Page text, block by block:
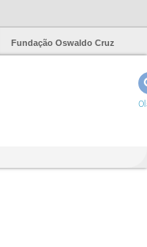
Fundação Oswaldo Cruz